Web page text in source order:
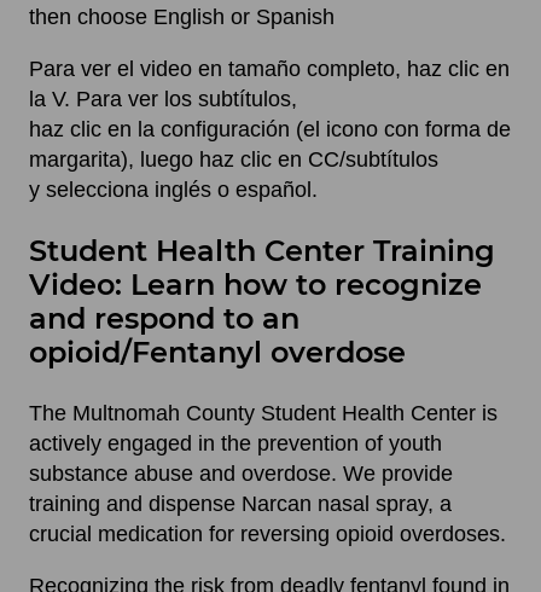
then choose English or Spanish
Para ver el video en tamaño completo, haz clic en
la V. Para ver los subtítulos,
haz clic en la configuración (el icono con forma de
margarita), luego haz clic en CC/subtítulos
y selecciona inglés o español.
Student Health Center Training
Video: Learn how to recognize
and respond to an
opioid/Fentanyl overdose
The Multnomah County Student Health Center is
actively engaged in the prevention of youth
substance abuse and overdose. We provide
training and dispense Narcan nasal spray, a
crucial medication for reversing opioid overdoses.
Recognizing the risk from deadly fentanyl found in